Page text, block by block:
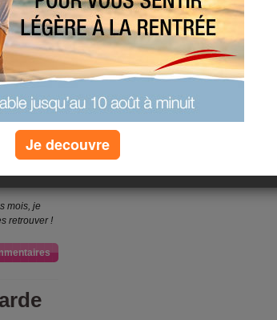
à
:
mois, je
retrouver !
Je decouvre